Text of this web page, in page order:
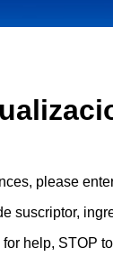
please
suscriptor,
help, STOP